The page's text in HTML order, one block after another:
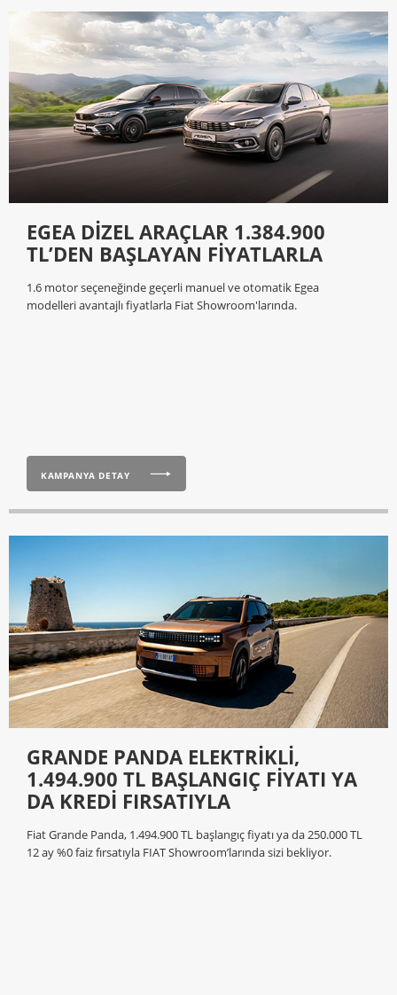
EGEA DİZEL ARAÇLAR 1.384.900
TL’DEN BAŞLAYAN FİYATLARLA
1.6 motor seçeneğinde geçerli manuel ve otomatik Egea
modelleri avantajlı fiyatlarla Fiat Showroom'larında.
KAMPANYA DETAY
GRANDE PANDA ELEKTRİKLİ,
1.494.900 TL BAŞLANGIÇ FİYATI YA
DA KREDİ FIRSATIYLA
Fiat Grande Panda, 1.494.900 TL başlangıç fiyatı ya da 250.000 TL
12 ay %0 faiz fırsatıyla FIAT Showroom’larında sizi bekliyor.